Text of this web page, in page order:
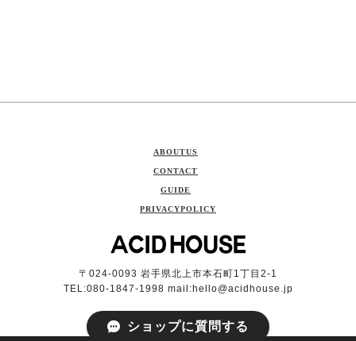
ABOUTUS
CONTACT
GUIDE
PRIVACYPOLICY
〒024-0093 岩手県北上市本石町1丁目2-1
TEL:080-1847-1998 mail: hello@acidhouse.jp
ショップに質問する